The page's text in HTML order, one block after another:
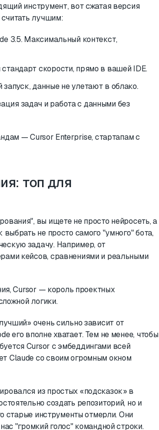
инструмент, вот сжатая версия
считать лучшим:
3.5. Максимальный контекст,
скорости, прямо в вашей IDE.
данные не улетают в облако.
задач и работа с данными без
— Cursor Enterprise, стартапам с
топ для
вы ищете не просто нейросеть, а
не просто самого "умного" бота,
задачу. Например, от
кейсов, сравнениями и реальными
Cursor — король проектных
логики.
очень сильно зависит от
его вполне хватает. Тем не менее, чтобы
Cursor с эмбеддингами всей
Claude со своим огромным окном
из простых «подсказок» в
создать репозиторий, но и
старые инструменты отмерли. Они
"громкий голос" командной строки.